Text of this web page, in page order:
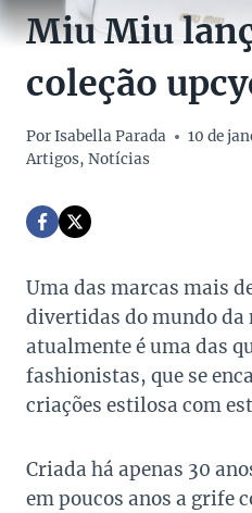
Miu Miu
coleção
PorIsabella Parada
10 de
Artigos, Notícias
Uma das marcas mais
divertidas do mundo da
atualmente é uma das
fashionistas, que se
criações estilosa com
Criada há apenas 30
em poucos anos a grife